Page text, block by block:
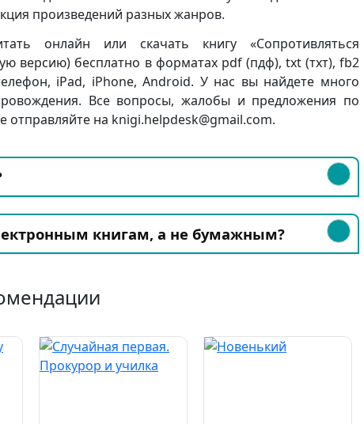
произведений разных жанров.
онлайн или скачать книгу «Сопротивляться
версию) бесплатно в форматах pdf (пдф), txt (тхт), fb2
iPad, iPhone, Android. У нас вы найдете много
Все вопросы, жалобы и предложения по
отправляйте на knigi.helpdesk@gmail.com.
книгам, а не бумажным?